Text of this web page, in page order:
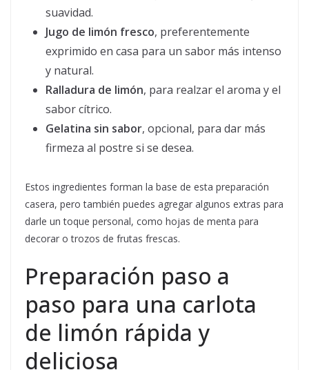
suavidad.
Jugo de limón fresco, preferentemente
exprimido en casa para un sabor más intenso
y natural.
Ralladura de limón, para realzar el aroma y el
sabor cítrico.
Gelatina sin sabor, opcional, para dar más
firmeza al postre si se desea.
Estos ingredientes forman la base de esta preparación
casera, pero también puedes agregar algunos extras para
darle un toque personal, como hojas de menta para
decorar o trozos de frutas frescas.
Preparación paso a
paso para una carlota
de limón rápida y
deliciosa